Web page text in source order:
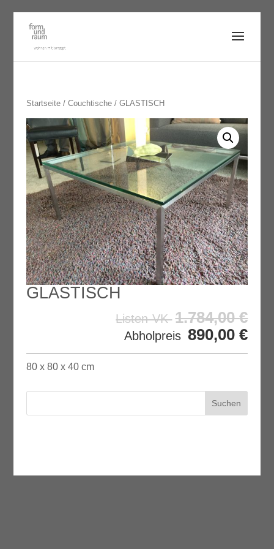
Startseite/ Couchtische/ GLASTISCH
GLASTISCH
Listen-VK 1.784,00€
Abholpreis 890,00€
80 x 80 x 40 cm